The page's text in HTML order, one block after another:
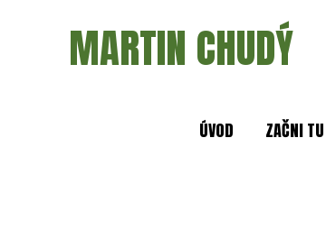
MARTIN CHUDÝ
ÚVOD ZAČNI TU